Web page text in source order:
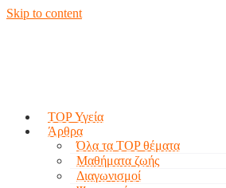
Skip to content
TOP Υγεία
Άρθρα
Όλα τα TOP θέματα
Μαθήματα ζωής
Διαγωνισμοί